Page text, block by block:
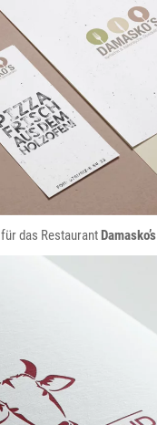
Damasko’s
für das Restaurant Damasko’s
Wümme Rind